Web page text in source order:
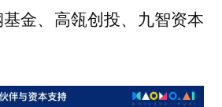
金、高瓴创投、九智资本